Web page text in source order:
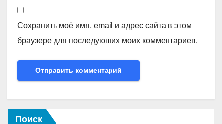
Сохранить моё имя, email и адрес сайта в этом
браузере для последующих моих комментариев.
Поиск